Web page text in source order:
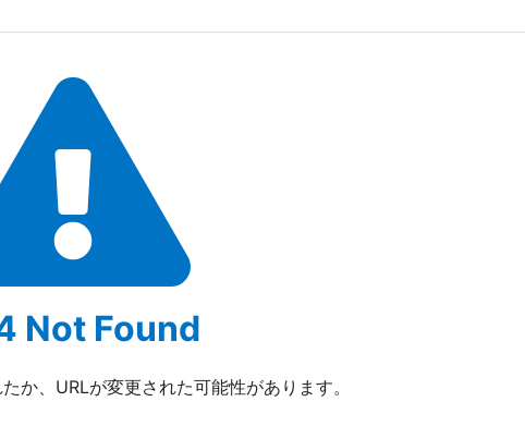
Not Found
か、URLが変更された可能性があります。